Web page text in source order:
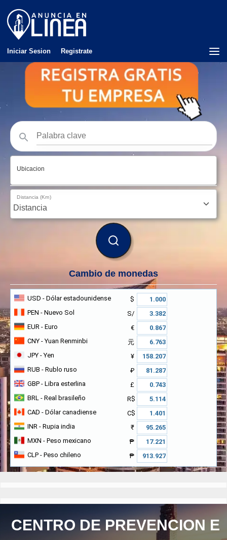
Iniciar Sesion Registrate
Ubicacion
Distancia (Km)
BUSCAR
Cambio de monedas
USD - Dólar estadounidense
$
PEN - Nuevo Sol
S/
EUR - Euro
€
CNY - Yuan Renminbi
元
JPY - Yen
¥
RUB - Rublo ruso
₽
GBP - Libra esterlina
£
BRL - Real brasileño
R$
CAD - Dólar canadiense
C$
INR - Rupia india
₹
MXN - Peso mexicano
₱
CLP - Peso chileno ₱
CENTRO DE PREVENCION E